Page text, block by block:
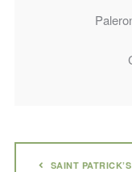
SAINT